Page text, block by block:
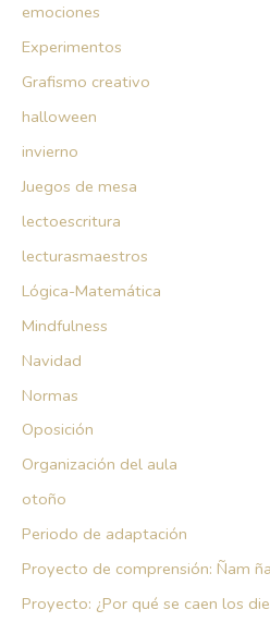
emociones
Experimentos
Grafismo creativo
halloween
invierno
Juegos de mesa
lectoescritura
lecturasmaestros
Lógica-Matemática
Mindfulness
Navidad
Normas
Oposición
Organización del aula
otoño
Periodo de adaptación
Proyecto de comprensión: Ñam
Proyecto: ¿Por qué se caen los